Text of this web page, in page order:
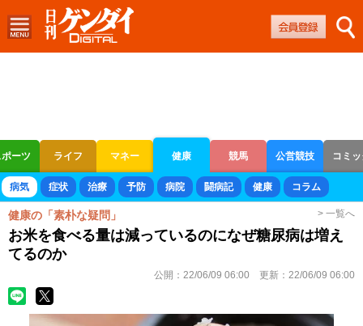
ーツ ライフ マネー 健康 競馬 公営競技 コミ
ボートレース 競輪 オートレース
病気 症状 治療 予防 病院 闘病記 健康 コラム
健康の「素朴な疑問」 > 一覧へ
お米を食べる量は減っているのになぜ糖尿病は増え
てるのか
公開： 22/06/09 06:00 更新： 22/06/09 06:00